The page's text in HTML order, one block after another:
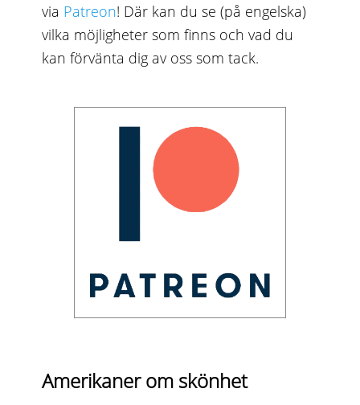
via Patreon! Där kan du se (på engelska)
vilka möjligheter som finns och vad du
kan förvänta dig av oss som tack.
Amerikaner om skönhet